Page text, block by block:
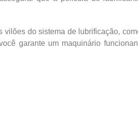
vilões do sistema de lubrificação,
garante um maquinário